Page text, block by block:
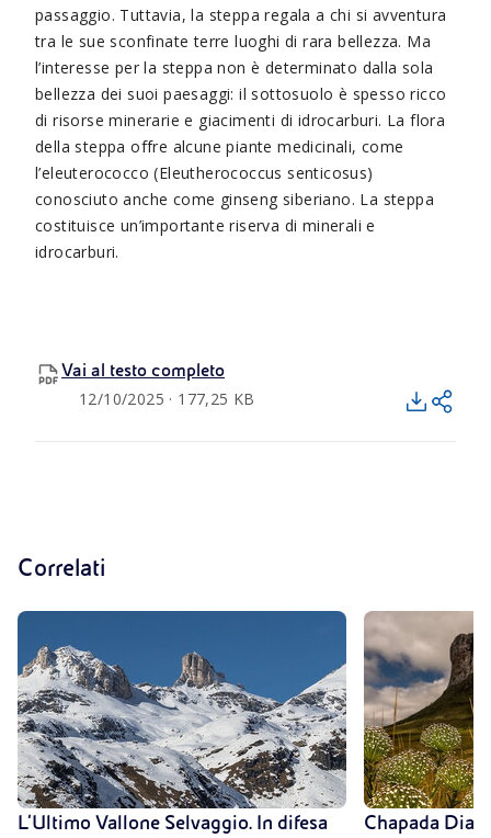
passaggio. Tuttavia, la steppa regala a chi si avventura
tra le sue sconfinate terre luoghi di rara bellezza. Ma
l’interesse per la steppa non è determinato dalla sola
bellezza dei suoi paesaggi: il sottosuolo è spesso ricco
di risorse minerarie e giacimenti di idrocarburi. La flora
della steppa offre alcune piante medicinali, come
l’eleuterococco (Eleutherococcus senticosus)
conosciuto anche come ginseng siberiano. La steppa
costituisce un’importante riserva di minerali e
idrocarburi.
Vai al testo completo
12/10/2025 · 177,25 KB
Correlati
L’Ultimo Vallone Selvaggio. In difesa
Chapada